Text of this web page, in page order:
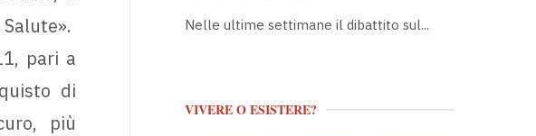
pari a
di
più
Nelle ultime settimane il dibattito sul...
VIVERE O ESISTERE?